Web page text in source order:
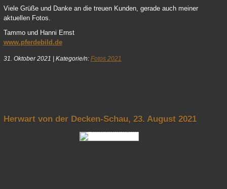
Viele Grüße und Danke an die treuen Kunden, gerade auch meiner
aktuellen Fotos.
Tammo und Hanni Ernst
www.pferdebild.de
31. Oktober 2021 Kategorie/n: Fotos 2021
Herwart von der Decken-Schau, 23. August 2021